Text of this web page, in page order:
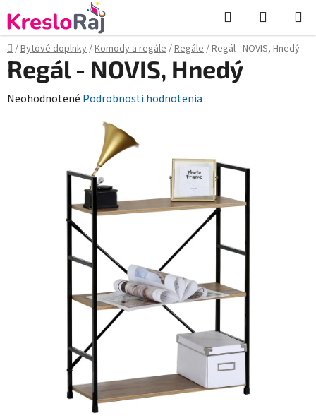
na
obsah
Hľadať
KOŠÍK
Domov
/Bytové doplnky/Komody a regále/Regále/Regál - NOVIS, Hnedý
Regál - NOVIS, Hnedý
Priemerné
Neohodnotené Podrobnosti hodnotenia